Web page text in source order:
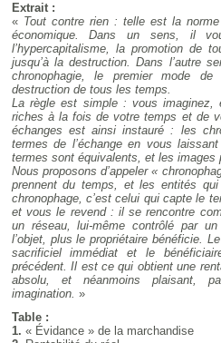
Extrait :
« Tout contre rien : telle est la
économique. Dans un sens, il
l’hypercapitalisme, la promotion de
jusqu’à la destruction. Dans l’autre
chronophagie, le premier mode de
destruction de tous les temps.
La règle est simple : vous imaginez,
riches à la fois de votre temps et de
échanges est ainsi instauré : les
termes de l’échange en vous
termes sont équivalents, et les images
Nous proposons d’appeler «
prennent du temps, et les entités
chronophage, c’est celui qui capte le
et vous le revend : il se rencontre
un réseau, lui-même contrôlé par
l’objet, plus le propriétaire bénéficie.
sacrificiel immédiat et le
précédent. Il est ce qui obtient une
absolu, et néanmoins plaisant,
imagination. »
Table :
1. « Évidance » de la marchandise